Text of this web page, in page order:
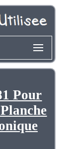
Pour